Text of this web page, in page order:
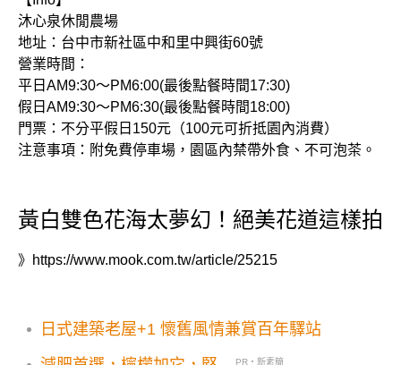
沐心泉休閒農場
地址：台中市新社區中和里中興街60號
營業時間：
平日AM9:30～PM6:00(最後點餐時間17:30)
假日AM9:30～PM6:30(最後點餐時間18:00)
門票：不分平假日150元（100元可折抵園內消費）
注意事項：附免費停車場，園區內禁帶外食、不可泡茶。
黃白雙色花海太夢幻！絕美花道這樣拍
》 https://www.mook.com.tw/article/25215
日式建築老屋+1 懷舊風情兼賞百年驛站
PR・新素簡